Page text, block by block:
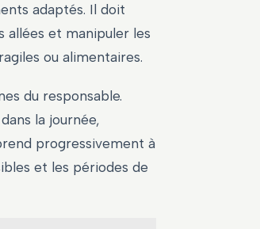
adaptés. Il doit
allées et manipuler les
ou alimentaires.
du responsable.
la journée,
progressivement à
et les périodes de